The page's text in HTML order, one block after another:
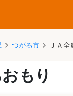
つがる市 ＪＡ全
もり